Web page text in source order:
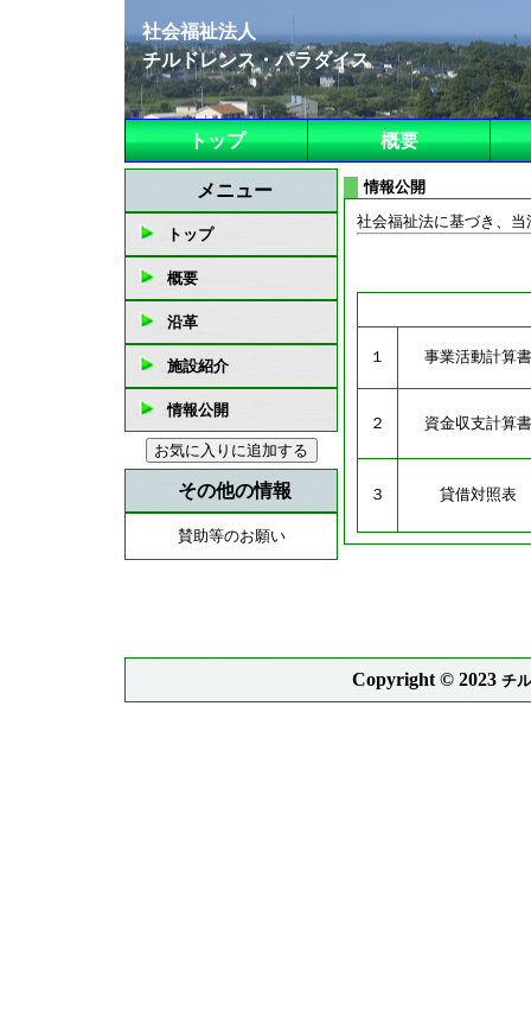
社会福祉法人
チルドレンス・パラダイス
トップ 概要
情報公開
社会福祉法に基づき、
１ 事業活動計算書
２ 資金収支計算書
３ 貸借対照表
Copyright © 2023 チ